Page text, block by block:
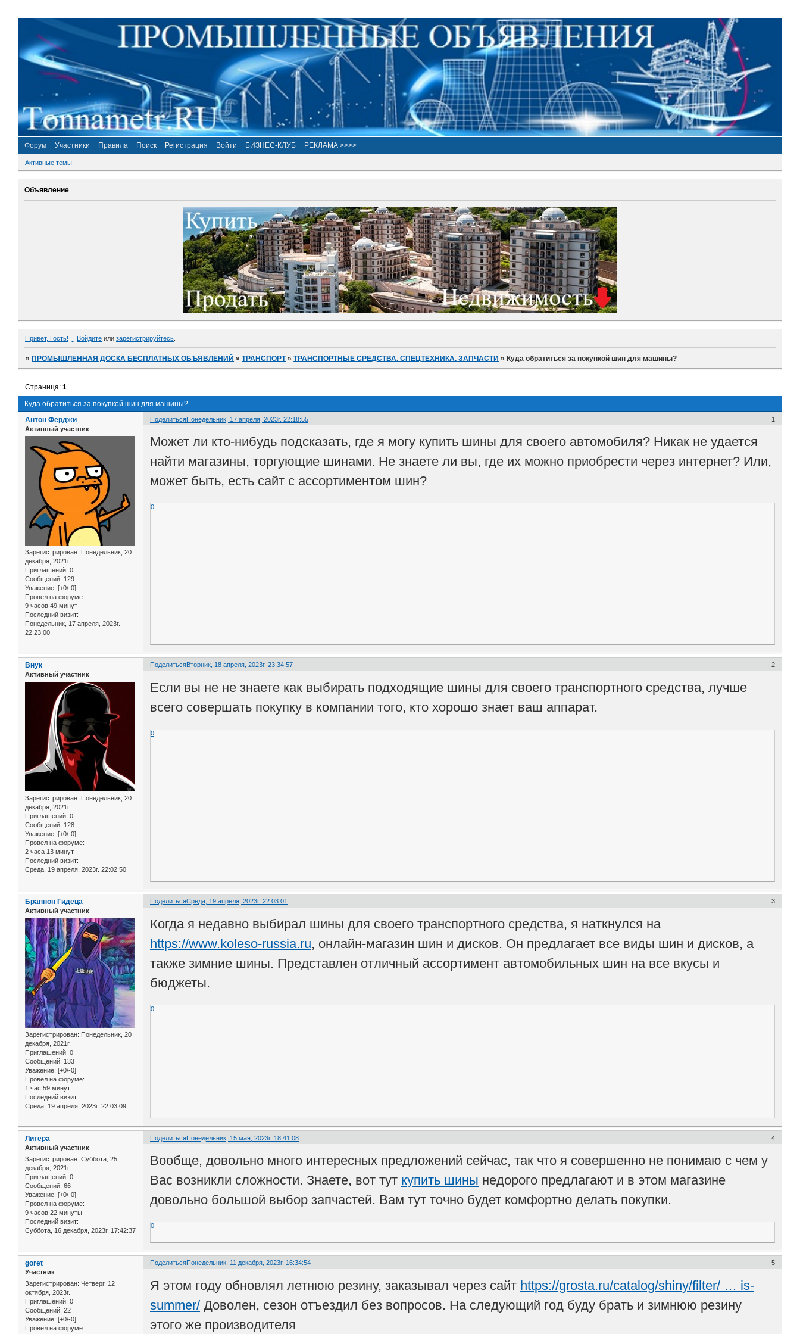
Форум Участники Правила Поиск Регистрация Войти БИЗНЕС-КЛУБ РЕКЛАМА >>>>
Активные темы
Объявление
Привет, Гость! Войдите или зарегистрируйтесь
»ПРОМЫШЛЕННАЯ ДОСКА БЕСПЛАТНЫХ ОБЪЯВЛЕНИЙ »ТРАНСПОРТ »ТРАНСПОРТНЫЕ СРЕДСТВА. СПЕЦТЕХНИКА. ЗАПЧАСТИ »Куда обратиться за покупкой шин для машины?
Куда обратиться за покупкой шин для машины?
Страница:1
Поделиться 1
Понедельник, 17 апреля, 2023г. 22:18:55
Антон Ферджи
Активный участник
Зарегистрирован: Понедельник, 20
декабря, 2021г.
Приглашений: 0
Сообщений: 129
Уважение: [+0/-0]
Провел на форуме:
9 часов 49 минут
Последний визит:
Понедельник, 17 апреля, 2023г.
22:23:00
Может ли кто-нибудь подсказать, где я могу купить шины для своего автомобиля? Никак не удается
найти магазины, торгующие шинами. Не знаете ли вы, где их можно приобрести через интернет? Или,
может быть, есть сайт с ассортиментом шин?
0
Поделиться 2
Вторник, 18 апреля, 2023г. 23:34:57
Внук
Активный участник
Зарегистрирован: Понедельник, 20
декабря, 2021г.
Приглашений: 0
Сообщений: 128
Уважение: [+0/-0]
Провел на форуме:
2 часа 13 минут
Последний визит:
Среда, 19 апреля, 2023г. 22:02:50
Если вы не не знаете как выбирать подходящие шины для своего транспортного средства, лучше
всего совершать покупку в компании того, кто хорошо знает ваш аппарат.
0
Поделиться 3
Среда, 19 апреля, 2023г. 22:03:01
Брапнон Гидеца
Активный участник
Зарегистрирован: Понедельник, 20
декабря, 2021г.
Приглашений: 0
Сообщений: 133
Уважение: [+0/-0]
Провел на форуме:
1 час 59 минут
Последний визит:
Среда, 19 апреля, 2023г. 22:03:09
Когда я недавно выбирал шины для своего транспортного средства, я наткнулся на
https://www.koleso-russia.ru, онлайн-магазин шин и дисков. Он предлагает все виды шин и дисков, а
также зимние шины. Представлен отличный ассортимент автомобильных шин на все вкусы и
бюджеты.
0
Поделиться 4
Понедельник, 15 мая, 2023г. 18:41:08
Литера
Активный участник
Зарегистрирован: Суббота, 25
декабря, 2021г.
Приглашений: 0
Сообщений: 66
Уважение: [+0/-0]
Провел на форуме:
9 часов 22 минуты
Последний визит:
Суббота, 16 декабря, 2023г. 17:42:37
Вообще, довольно много интересных предложений сейчас, так что я совершенно не понимаю с чем у
Вас возникли сложности. Знаете, вот тут купить шины недорого предлагают и в этом магазине
довольно большой выбор запчастей. Вам тут точно будет комфортно делать покупки.
0
Поделиться 5
Понедельник, 11 декабря, 2023г. 16:34:54
goret
Участник
Зарегистрирован: Четверг, 12
октября, 2023г.
Приглашений: 0
Сообщений: 22
Уважение: [+0/-0]
Провел на форуме:
Я этом году обновлял летнюю резину, заказывал через сайт https://grosta.ru/catalog/shiny/filter/ … is-
summer/ Доволен, сезон отъездил без вопросов. На следующий год буду брать и зимнюю резину
этого же производителя